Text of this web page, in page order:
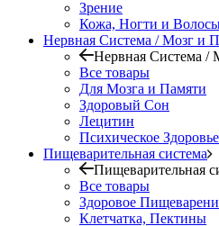
Зрение
Кожа, Ногти и
Нервная Система / Мозг и
Нервная Система /
Все товары
Для Мозга и Памяти
Здоровый Сон
Лецитин
Психическое
Пищеварительная система
Пищеварительная
Все товары
Здоровое
Клетчатка, Пектины